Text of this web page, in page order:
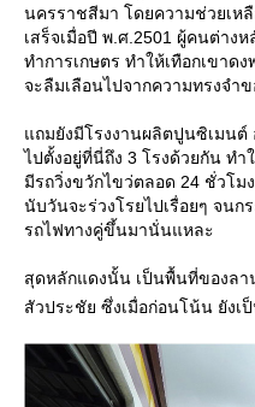
นครราชสีมา โดยความช่วยเห
เสร็จเมื่อปี พ.ศ.2501 ผู้คนต่างห
ทำการเกษตร ทำให้เทือกเขาด
จะลืมเลือนไปจากความทรงจำ
ถมยังมีโรงงานผลิตปูนซิเมนต์
ไปตั้งอยู่ที่นี่ถึง 3 โรงด้วยกัน ท
มีรถวิ่งขวักไขว่ตลอด 24 ชั่วโม
นับวันจะร่วงโรยไปเรื่อยๆ จนก
รถไฟทางคู่ขึ้นมานั่นแหละ
สุดหลักแดงนั้น เป็นพื้นที่ของล
สัวประชัย ซึ่งเมื่อก่อนโน้น ยังเ